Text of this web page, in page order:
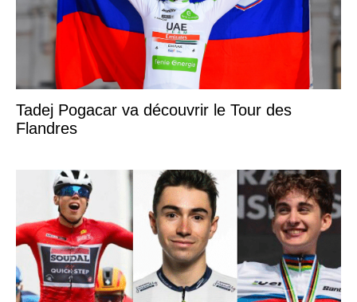
Tadej Pogacar va découvrir le Tour des
Flandres